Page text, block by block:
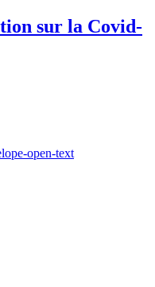
sur la Covid-
open-text